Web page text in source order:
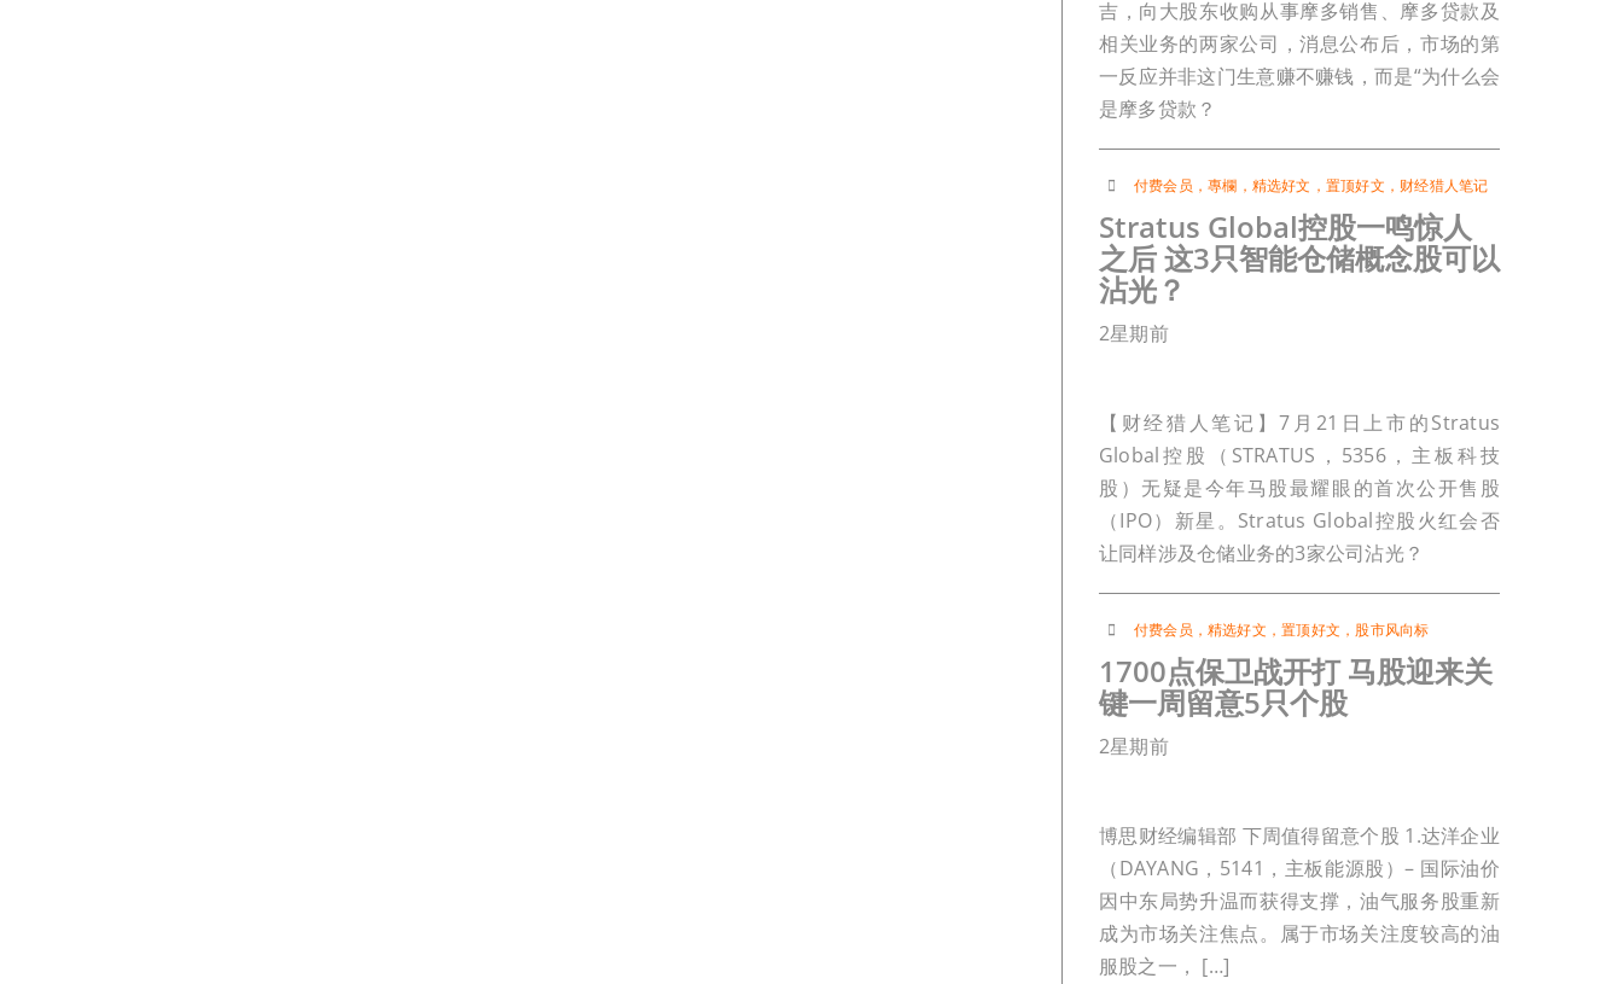
吉，向大股东收购从事摩多销售、摩多贷款及
相关业务的两家公司，消息公布后，市场的第
一反应并非这门生意赚不赚钱，而是“为什么会
是摩多贷款？
付费会员 ，專欄 ， 精选好文 ， 置顶好文 ， 财经猎人笔记
Stratus Global控股一鸣惊人
之后 这3只智能仓储概念股可以
沾光？
2星期前
【财经猎人笔记】7月21日上市的Stratus
Global控股（STRATUS，5356，主板科技
股）无疑是今年马股最耀眼的首次公开售股
（IPO）新星。Stratus Global控股火红会否
让同样涉及仓储业务的3家公司沾光？
付费会员 ，精选好文 ，置顶好文 ， 股市风向标
1700点保卫战开打 马股迎来关
键一周留意5只个股
2星期前
博思财经编辑部 下周值得留意个股 1.达洋企业
（DAYANG，5141，主板能源股）– 国际油价
因中东局势升温而获得支撑，油气服务股重新
成为市场关注焦点。属于市场关注度较高的油
服股之一， […]